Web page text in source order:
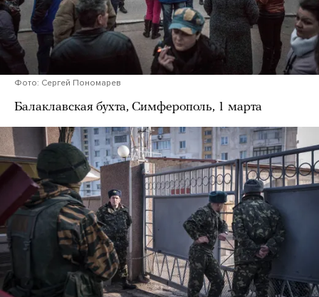
Фото: Сергей Пономарев
Балаклавская бухта, Симферополь, 1 марта